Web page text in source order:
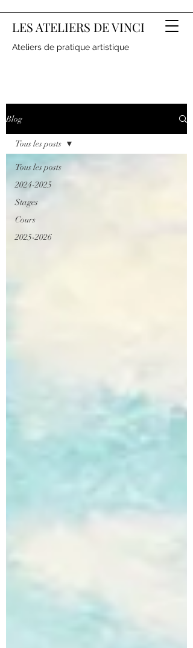
LES ATELIERS DE VINCI
Ateliers de pratique artistique
Blog
Tous les posts
2024-2025
Stages
Cours
2025-2026
Tous les posts